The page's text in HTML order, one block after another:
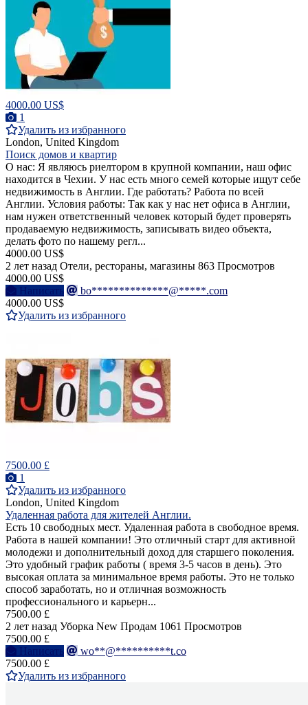
4000.00 US$
1
Удалить из избранного
London, United Kingdom
Поиск домов и квартир
О нас: Я являюсь риелтором в крупной компании, наш офис
находится в Чехии. У нас есть много семей которые ищут себе
недвижимость в Англии. Где работать? Работа по всей
Англии. Условия работы: Так как у нас нет офиса в Англии,
нам нужен ответственный человек который будет проверять
продаваемую недвижимость, записывать видео объекта,
делать фото по нашему регл...
4000.00 US$
2 лет назад Отели, рестораны, магазины 863 Просмотров
4000.00 US$
Написать
bo**************@*****.com
4000.00 US$
Удалить из избранного
7500.00 £
1
Удалить из избранного
London, United Kingdom
Удаленная работа для жителей Англии.
Есть 10 свободных мест. Удаленная работа в свободное время.
Работа в нашей компании! Это отличный старт для активной
молодежи и дополнительный доход для старшего поколения.
Это удобный график работы ( время 3-5 часов в день). Это
высокая оплата за минимальное время работы. Это не только
способ заработать, но и отличная возможность
профессионального и карьерн...
7500.00 £
2 лет назад Уборка New Продам 1061 Просмотров
7500.00 £
Написать
wo**@**********t.co
7500.00 £
Удалить из избранного